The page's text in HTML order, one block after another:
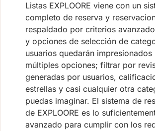
Listas EXPLOORE viene con un
completo de reserva y
respaldado por criterios
y opciones de selección de
usuarios quedarán impresionados
múltiples opciones; filtrar por
generadas por usuarios,
estrellas y casi cualquier otra
puedas imaginar. El sistema de
de EXPLOORE es lo
avanzado para cumplir con los